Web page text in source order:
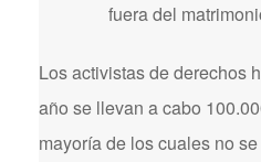
fuera del
Los activistas de derechos
año se llevan a cabo
mayoría de los cuales no